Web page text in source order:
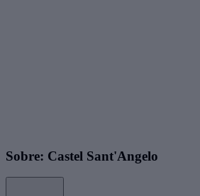
Sobre: Castel Sant'Angelo